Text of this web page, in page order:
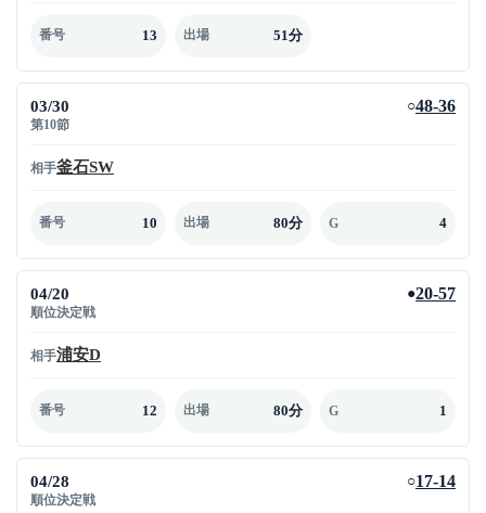
番号 13 出場 51分
03/30
第10節
○48-36
相手釜石SW
番号 10 出場 80分 G 4
04/20
順位決定戦
●20-57
相手浦安D
番号 12 出場 80分 G 1
04/28
順位決定戦
○17-14